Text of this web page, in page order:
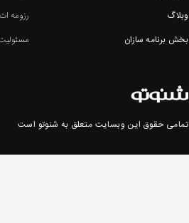
وبلاگ
بخش برنامه سازان
رزومه
تمامی حقوق این وبسایت متعلق به شنوتو است